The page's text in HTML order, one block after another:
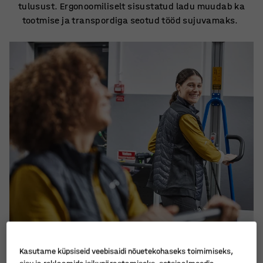
tulusust. Ergonoomiliselt sisustatud ladu muudab ka
tootmise ja transpordiga seotud tööd sujuvamaks.
Kasutame küpsiseid veebisaidi nõuetekohaseks toimimiseks,